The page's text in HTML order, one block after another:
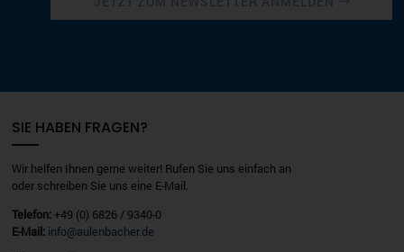
SIE HABEN FRAGEN?
Wir helfen Ihnen gerne weiter! Rufen Sie uns einfach an
oder schreiben Sie uns eine E-Mail.
Telefon:+49 (0) 6826 / 9340-0
E-Mail: info@aulenbacher.de